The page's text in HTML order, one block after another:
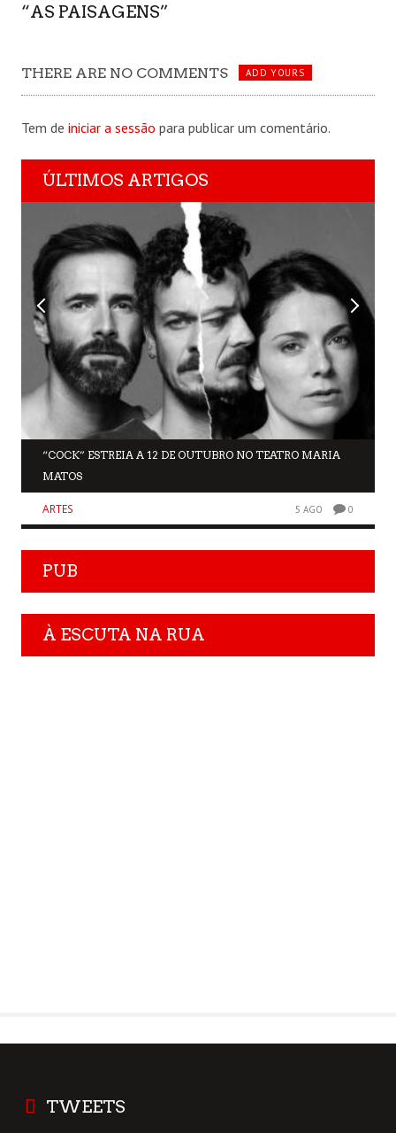
“AS PAISAGENS”
THERE ARE NO COMMENTS ADD YOURS
Tem de iniciar a sessão para publicar um comentário.
ÚLTIMOS ARTIGOS
“COCK” ESTREIA A 12 DE OUTUBRO NO TEATRO MARIA
MATOS
ARTES 5 AGO 0
PUB
À ESCUTA NA RUA
TWEETS